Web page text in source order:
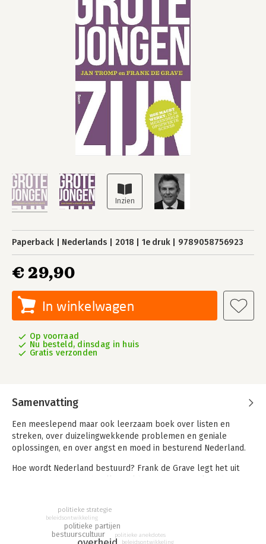
Paperback Nederlands 2018 1e druk 9789058756923
€ 29,90
In winkelwagen
Op voorraad
Nu besteld, dinsdag in huis
Gratis verzonden
Samenvatting
Een meeslepend maar ook leerzaam boek over listen en
streken, over duizelingwekkende problemen en geniale
oplossingen, en over angst en moed in besturend Nederland.
Hoe wordt Nederland bestuurd? Frank de Grave legt het uit
locoburgemeester in Amsterdam, en kreeg landelijk een nog
grotere bekendheid als lid van de Eerste en Tweede Kamer,
als staatssecretaris en als minister. Buiten de politiek was hij
bestuurscultuur
politieke partijen
politieke anekdotes
beleidsontwikkeling
beleidsontwikkeling
politieke strategie